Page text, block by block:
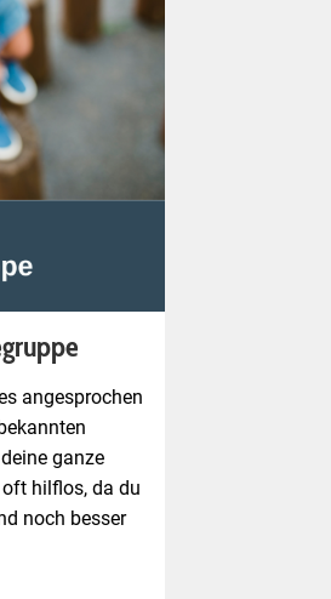
angesprochen
ganze
hilflos, da du
noch besser